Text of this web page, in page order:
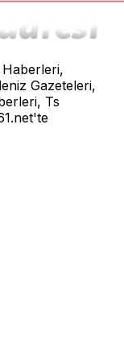
Gazeteleri,
Ts